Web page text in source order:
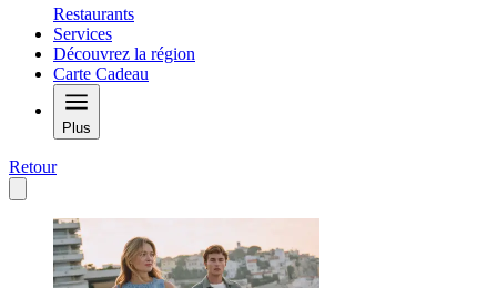
Restaurants
Services
Découvrez la région
Carte Cadeau
Plus
Retour